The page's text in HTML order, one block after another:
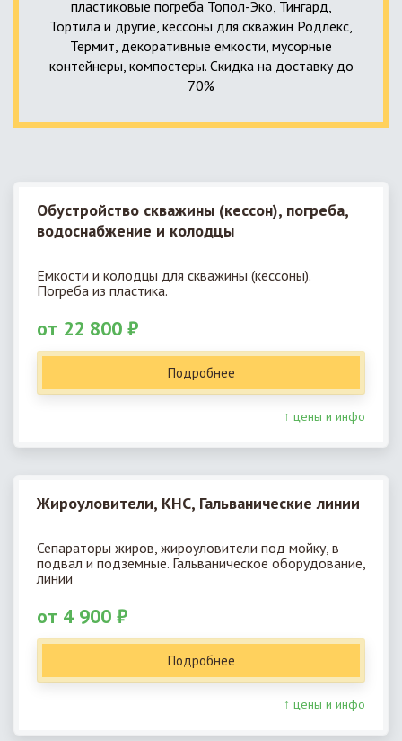
пластиковые погреба Топол-Эко, Тингард,
Тортила и другие, кессоны для скважин Родлекс,
Термит, декоративные емкости, мусорные
контейнеры, компостеры. Скидка на доставку до
70%
Обустройство скважины (кессон), погреба,
водоснабжение и колодцы
Емкости и колодцы для скважины (кессоны).
Погреба из пластика.
от 22 800 ₽
Подробнее
↑ цены и инфо
Жироуловители, КНС, Гальванические линии
Сепараторы жиров, жироуловители под мойку, в
подвал и подземные. Гальваническое оборудование,
линии
от 4 900 ₽
Подробнее
↑ цены и инфо